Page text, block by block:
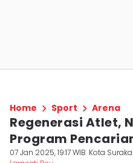
Home Sport Arena
Regenerasi Atlet,
Program
07 Jan 2025, 19:17 WIB Kota